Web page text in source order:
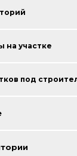
на участке
под